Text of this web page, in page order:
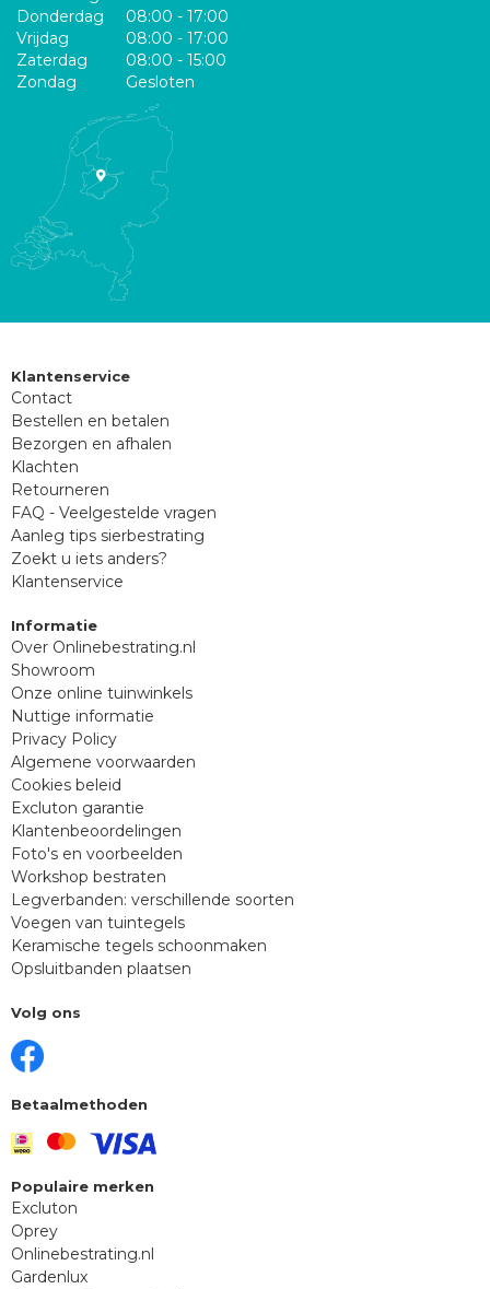
Donderdag
08:00 - 17:00
Vrijdag
08:00 - 17:00
Zaterdag
08:00 - 15:00
Zondag
Gesloten
Klantenservice
Contact
Bestellen en betalen
Bezorgen en afhalen
Klachten
Retourneren
FAQ - Veelgestelde vragen
Aanleg tips sierbestrating
Zoekt u iets anders?
Klantenservice
Informatie
Over Onlinebestrating.nl
Showroom
Onze online tuinwinkels
Nuttige informatie
Privacy Policy
Algemene voorwaarden
Cookies beleid
Excluton garantie
Klantenbeoordelingen
Foto's en voorbeelden
Workshop bestraten
Legverbanden: verschillende soorten
Voegen van tuintegels
Keramische tegels schoonmaken
Opsluitbanden plaatsen
Volg ons
Betaalmethoden
Populaire merken
Excluton
Oprey
Onlinebestrating.nl
Gardenlux